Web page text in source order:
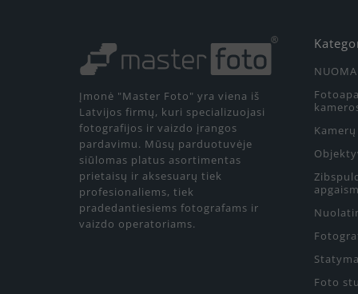
Įmonė "Master Foto" yra viena iš
Latvijos firmų, kuri specializuojasi
fotografijos ir vaizdo įrangos
pardavimu. Mūsų parduotuvėje
siūlomas platus asortimentas
prietaisų ir aksesuarų tiek
profesionaliems, tiek
pradedantiesiems fotografams ir
vaizdo operatoriams.
NUOMA
Foto